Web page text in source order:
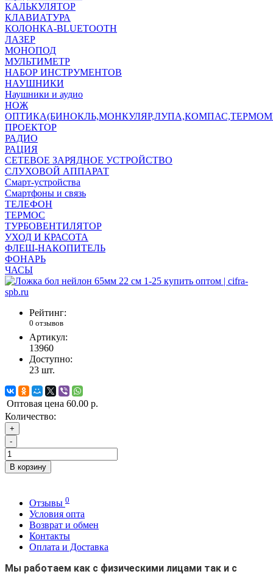
КАЛЬКУЛЯТОР
КЛАВИАТУРА
КОЛОНКА-BLUETOOTH
ЛАЗЕР
МОНОПОД
МУЛЬТИМЕТР
НАБОР ИНСТРУМЕНТОВ
НАУШНИКИ
Наушники и аудио
НОЖ
ПРОЕКТОР
РАДИО
РАЦИЯ
СЕТЕВОЕ ЗАРЯДНОЕ УСТРОЙСТВО
СЛУХОВОЙ АППАРАТ
Смарт-устройства
Смартфоны и связь
ТЕЛЕФОН
ТЕРМОС
ТУРБОВЕНТИЛЯТОР
УХОД И КРАСОТА
ФЛЕШ-НАКОПИТЕЛЬ
ФОНАРЬ
ЧАСЫ
Рейтинг:
0 отзывов
Артикул:
13960
Доступно:
23 шт.
Оптовая цена 60.00 р.
Количество:
+
-
В корзину
Отзывы 0
Условия опта
Возврат и обмен
Контакты
Оплата и Доставка
Мы работаем как с физическими лицами так и с